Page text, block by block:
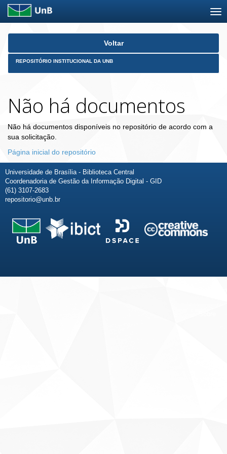
Skip
Voltar
REPOSITÓRIO INSTITUCIONAL DA UNB
Não há documentos
Não há documentos disponíveis no repositório de acordo com a
sua solicitação.
Página inicial do repositório
Universidade de Brasília - Biblioteca Central
Coordenadoria de Gestão da Informação Digital - GID
(61) 3107-2683
repositorio@unb.br